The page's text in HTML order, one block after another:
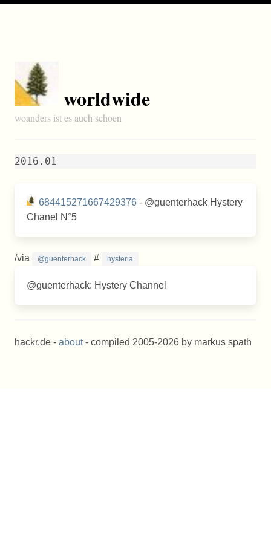
worldwide
woanders ist es auch schoen
2016.01
684415271667429376 - @guenterhack Hystery
Chanel N°5
/via @guenterhack # hysteria
@guenterhack: Hystery Channel
hackr.de - about- compiled 2005-2026 by markus spath